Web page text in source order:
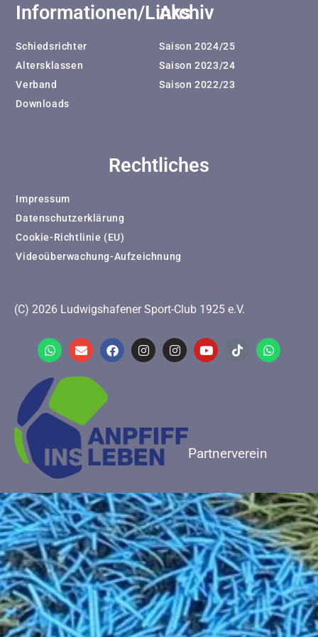
Informationen/Links
Schiedsrichter
Altersklassen
Verband
Downloads
Archiv
Saison 2024/25
Saison 2023/24
Saison 2022/23
Rechtliches
Impressum
Datenschutzerklärung
Cookie-Richtlinie (EU)
Videoüberwachung-Aufzeichnung
(C) 2026 Ludwigshafener Sport-Club 1925 e.V.
Partnerverein